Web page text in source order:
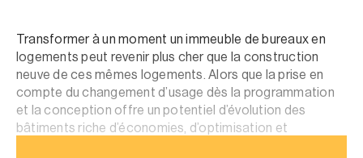
Transformer à un moment un immeuble de bureaux en
logements peut revenir plus cher que la construction
neuve de ces mêmes logements. Alors que la prise en
compte du changement d’usage dès la programmation
et la conception offre un potentiel d’évolution des
bâtiments riche d’économies, d’optimisation et